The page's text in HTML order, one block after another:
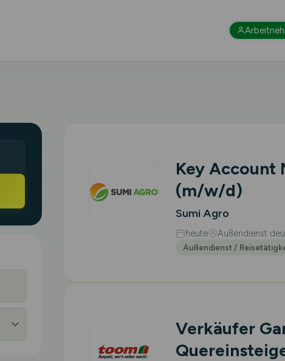
Key Account
(m/w/d)
Sumi Agro
heute Außendienst
Außendienst /
Verkäufer